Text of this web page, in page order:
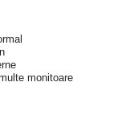
monitoare